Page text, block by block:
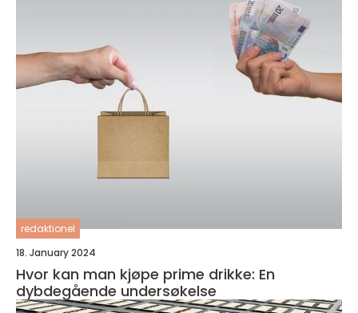
redaktionel
18. January 2024
Hvor kan man kjøpe prime drikke: En
dybdegående undersøkelse